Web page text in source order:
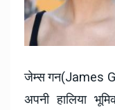
जेम्स गन(James
अपनी हालिया